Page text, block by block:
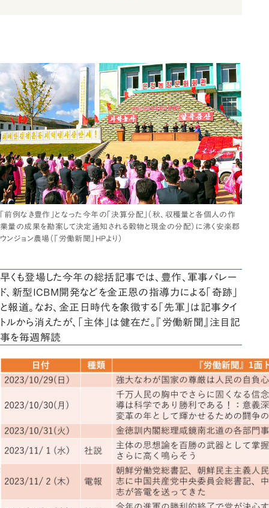
「前例なき豊作」となった今年の「決算分配」（秋、収穫量と各個人の作
業量の成果を勘案して決定通知される穀物と現金の分配）に沸く安楽郡
ウンジョン農場（『労働新聞』HPより）
早くも登場した今年の総括記事では、豊作、軍事パレー
ド、新型ICBM開発などを金正恩の指導力による「奇跡」
と報道。なお、金正日時代を象徴する「先軍」は記事タイ
トルから消えたが、「主体」は健在だ。『労働新聞』注目記
事を毎週解読